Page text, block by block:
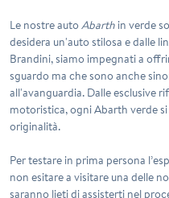
Le nostre autoAbarth in verde
desidera un'auto stilosa e dalle
Brandini, siamo impegnati a
sguardo ma che sono anche
all'avanguardia. Dalle esclusive
motoristica, ogni Abarth verde
originalità.
Per testare in prima persona
non esitare a visitare una delle
saranno lieti di assisterti nel